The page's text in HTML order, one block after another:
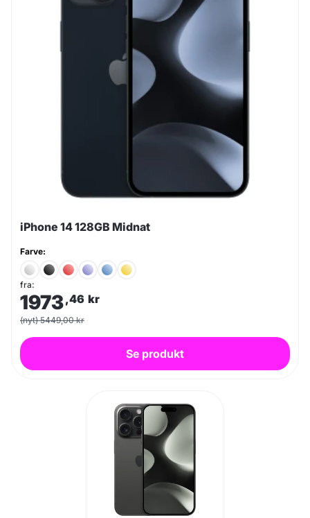
iPhone 14 128GB Midnat
Farve:
fra:
1973,46 kr
(nyt) 5449,00 kr
Se produkt